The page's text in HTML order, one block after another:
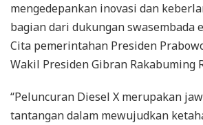
mengedepankan inovasi dan
bagian dari dukungan swasembada
Cita pemerintahan Presiden
Wakil Presiden Gibran Rakabuming
“Peluncuran Diesel X merupakan
tantangan dalam mewujudkan